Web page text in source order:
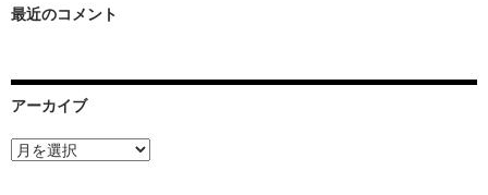
最近のコメント
アーカイブ
ア
ー